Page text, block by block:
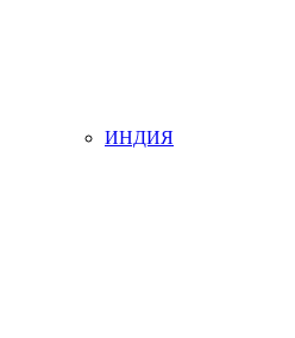
ИНДИЯ